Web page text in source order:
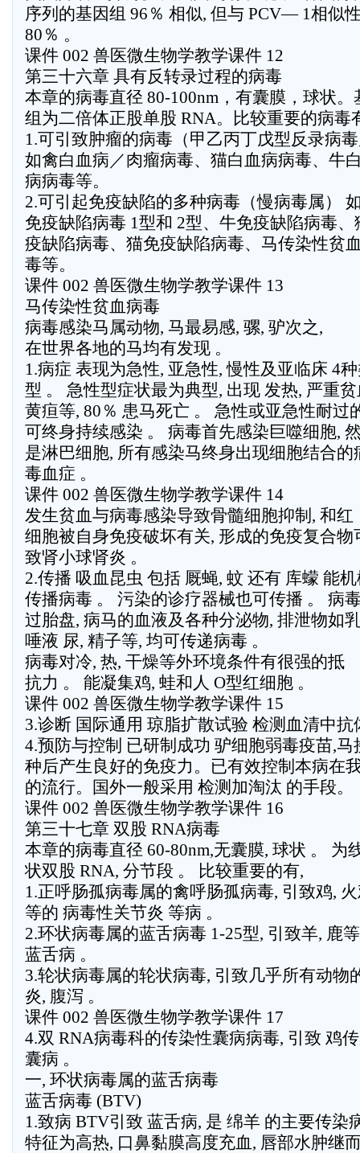
序列的基因组 96％ 相似, 但与 PCV— 1相似
80％ 。
课件 002 兽医微生物学教学课件 12
第三十六章 具有反转录过程的病毒
本章的病毒直径 80-100nm，有囊膜，球状。
组为二倍体正股单股 RNA。比较重要的病毒
1.可引致肿瘤的病毒（甲乙丙丁戊型反录病
如禽白血病／肉瘤病毒、猫白血病病毒、牛
病病毒等。
2.可引起免疫缺陷的多种病毒（慢病毒属）
免疫缺陷病毒 1型和 2型、牛免疫缺陷病毒、
疫缺陷病毒、猫免疫缺陷病毒、马传染性贫
毒等。
课件 002 兽医微生物学教学课件 13
马传染性贫血病毒
病毒感染马属动物, 马最易感, 骡, 驴次之,
在世界各地的马均有发现 。
1.病症 表现为急性, 亚急性, 慢性及亚临床 4
型 。 急性型症状最为典型, 出现 发热, 严重
黄疸等, 80％ 患马死亡 。 急性或亚急性耐过
可终身持续感染 。 病毒首先感染巨噬细胞,
是淋巴细胞, 所有感染马终身出现细胞结合的
毒血症 。
课件 002 兽医微生物学教学课件 14
发生贫血与病毒感染导致骨髓细胞抑制, 和红
细胞被自身免疫破坏有关, 形成的免疫复合物
致肾小球肾炎 。
2.传播 吸血昆虫 包括 厩蝇, 蚊 还有 库蠓 能
传播病毒 。 污染的诊疗器械也可传播 。 病
过胎盘, 病马的血液及各种分泌物, 排泄物如
唾液 尿, 精子等, 均可传递病毒 。
病毒对冷, 热, 干燥等外环境条件有很强的抵
抗力 。 能凝集鸡, 蛙和人 O型红细胞 。
课件 002 兽医微生物学教学课件 15
3.诊断 国际通用 琼脂扩散试验 检测血清中抗
4.预防与控制 已研制成功 驴细胞弱毒疫苗,马
种后产生良好的免疫力。已有效控制本病在
的流行。国外一般采用 检测加淘汰 的手段。
课件 002 兽医微生物学教学课件 16
第三十七章 双股 RNA病毒
本章的病毒直径 60-80nm,无囊膜, 球状 。 为
状双股 RNA, 分节段 。 比较重要的有,
1.正呼肠孤病毒属的禽呼肠孤病毒, 引致鸡,
等的 病毒性关节炎 等病 。
2.环状病毒属的蓝舌病毒 1-25型, 引致羊, 鹿
蓝舌病 。
3.轮状病毒属的轮状病毒, 引致几乎所有动物
炎, 腹泻 。
课件 002 兽医微生物学教学课件 17
4.双 RNA病毒科的传染性囊病病毒, 引致 鸡
囊病 。
一, 环状病毒属的蓝舌病毒
蓝舌病毒 (BTV)
1.致病 BTV引致 蓝舌病, 是 绵羊 的主要传染
特征为高热, 口鼻黏膜高度充血, 唇部水肿继